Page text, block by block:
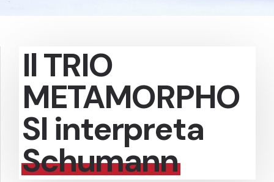
Il TRIO
METAMORPHO
SI interpreta
Schumann